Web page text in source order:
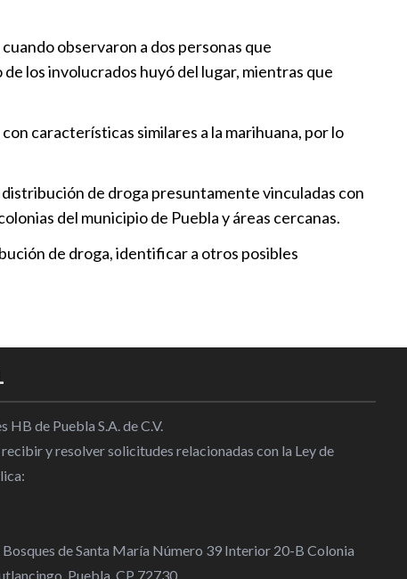
agravado
por desaparición de
observaron a dos personas que
los involucrados huyó del lugar, mientras que
características similares a la marihuana, por lo
de droga presuntamente vinculadas con
del municipio de Puebla y áreas cercanas.
de droga, identificar a otros posibles
de Puebla S.A. de C.V.
y resolver solicitudes relacionadas con la Ley de
de Santa María Número 39 Interior 20-B Colonia
Puebla, CP 72730